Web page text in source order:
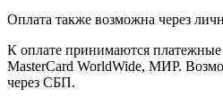
Оплата также возможна через
К оплате принимаются
MasterCard WorldWide, МИР.
через СБП.